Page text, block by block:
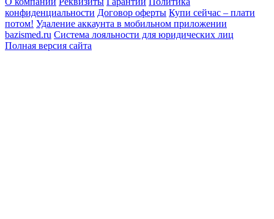
конфиденциальности Договор оферты Купи сейчас – плати
потом! Удаление аккаунта в мобильном приложении
bazismed.ru Система лояльности для юридических лиц
Полная версия сайта